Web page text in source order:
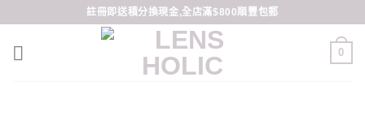
content
註冊即送積分換現金,全店滿$800順豐包郵
0